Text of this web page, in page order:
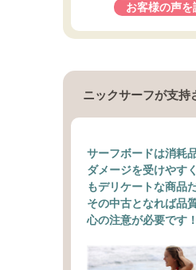
お客様の声
ニックサーフが支持
サーフボードは消耗
ダメージを受けやす
もデリケートな商品
その中古となれば品
心の注意が必要です！